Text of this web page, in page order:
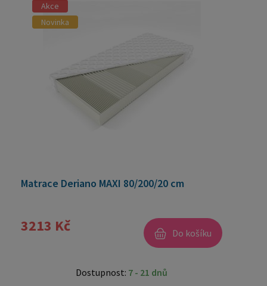
Akce
Novinka
Matrace Deriano MAXI 80/200/20 cm
3213 Kč Do košíku
Dostupnost: 7 - 21 dnů